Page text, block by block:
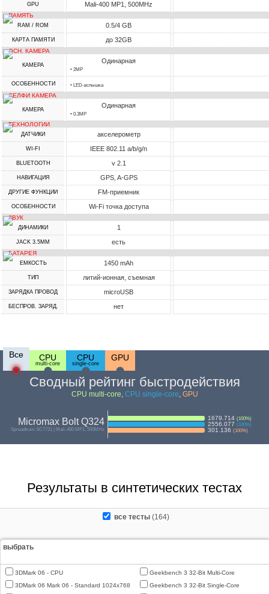
GPU Mali-400 MP1, 500MHz
ПАМЯТЬ
RAM / ROM 0.5/4 GB
КАРТА ПАМЯТИ до 32GB
ОСН. КАМЕРА
КАМЕРА
Одинарная
• 2MP
ОСОБЕННОСТИ • LED-вспышка
СЕЛФИ КАМЕРА
КАМЕРА
Одинарная
• 0.3MP
ТЕХНОЛОГИИ
ДАТЧИКИ акселерометр
WI-FI IEEE 802.11 a/b/g/n
BLUETOOTH v 2.1
НАВИГАЦИЯ GPS, A-GPS
ДРУГИЕ ФУНКЦИИ FM-приемник
ОСОБЕННОСТИ Wi-Fi точка доступа
ЗВУК
ДИНАМИКИ 1
JACK 3.5MM есть
БАТАРЕЯ
ЕМКОСТЬ 1450 mAh
ТИП литий-ионная, съемная
ЗАРЯДКА ПРОВОД microUSB
БЕСПРОВ. ЗАРЯД. нет
Все CPU
multi-core
CPU
single-core
GPU
Сводный рейтинг быстродействия
CPU multi-core, CPU single-core, GPU
Micromax Bolt Q324
Spreadtrum SC7731 | Mali-400 MP1, 500MHz
1679.714 (100%)
2556.077 (100%)
301.136 (100%)
Результаты в синтетических тестах
все тесты(164)
выбрать
3DMark 06 - CPU
3DMark 06 Mark 06 - Standard 1024x768
Geekbench 3 32-Bit Multi-Core
Geekbench 3 32-Bit Single-Core